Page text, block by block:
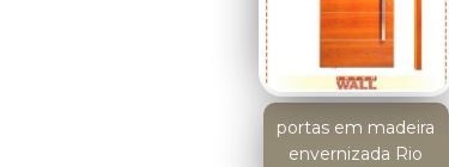
portas em madeira
envernizada Rio